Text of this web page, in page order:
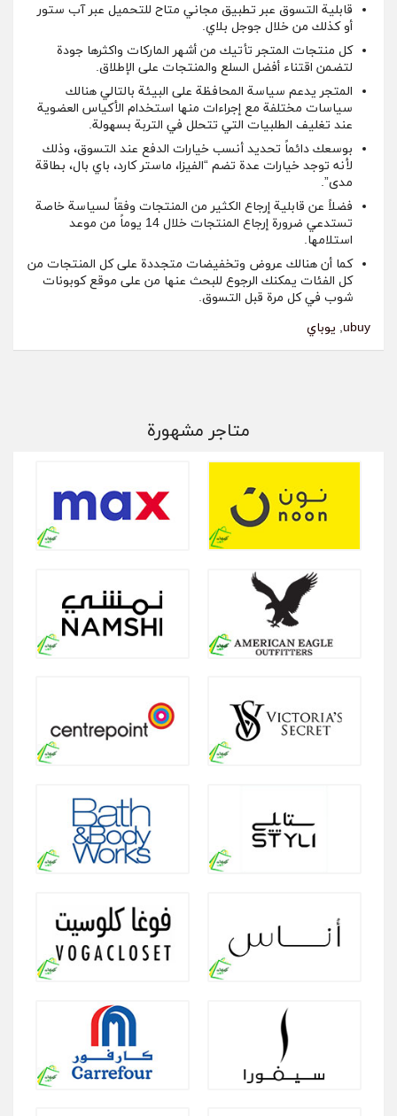
قابلية التسوق عبر تطبيق مجاني متاح للتحميل عبر آب ستور
أو كذلك من خلال جوجل بلاي.
كل منتجات المتجر تأتيك من أشهر الماركات واكثرها جودة
لتضمن اقتناء أفضل السلع والمنتجات على الإطلاق.
المتجر يدعم سياسة المحافظة على البيئة بالتالي هنالك
سياسات مختلفة مع إجراءات منها استخدام الأكياس العضوية
عند تغليف الطلبيات التي تتحلل في التربة بسهولة.
بوسعك دائماً تحديد أنسب خيارات الدفع عند التسوق، وذلك
لأنه توجد خيارات عدة تضم “الفيزا، ماستر كارد، باي بال، بطاقة
مدى”.
فضلاً عن قابلية إرجاع الكثير من المنتجات وفقاً لسياسة خاصة
تستدعي ضرورة إرجاع المنتجات خلال 14 يوماً من موعد
استلامها.
كما أن هنالك عروض وتخفيضات متجددة على كل المنتجات من
كل الفئات يمكنك الرجوع للبحث عنها من على موقع كوبونات
شوب في كل مرة قبل التسوق.
ubuy
, يوباي
متاجر مشهورة